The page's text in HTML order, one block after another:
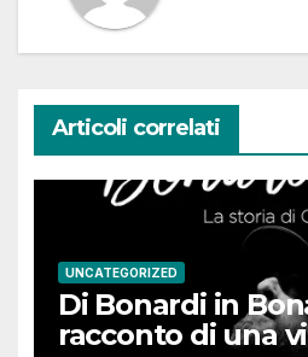
Articoli correlati
UNCATEGORIZED
Di Bonardi in
racconto di una